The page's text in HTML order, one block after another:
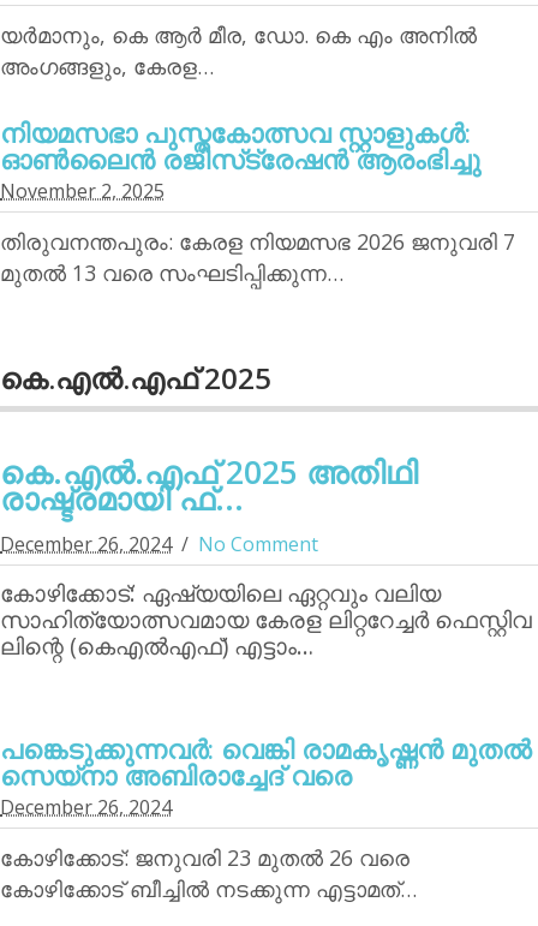
യര്‍മാനും, കെ ആര്‍ മീര, ഡോ. കെ എം അനില്‍
അംഗങ്ങളും, കേരള…
നിയമസഭാ പുസ്തകോത്സവ സ്റ്റാളുകള്‍:
ഓണ്‍ലൈന്‍ രജിസ്‌ട്രേഷന്‍ ആരംഭിച്ചു
November 2, 2025
തിരുവനന്തപുരം: കേരള നിയമസഭ 2026 ജനുവരി 7
മുതല്‍ 13 വരെ സംഘടിപ്പിക്കുന്ന…
കെ.എല്‍.എഫ് 2025
കെ.എല്‍.എഫ് 2025 അതിഥി
രാഷ്ട്രമായി ഫ്...
December 26, 2024 No Comment
കോഴിക്കോട്: ഏഷ്യയിലെ ഏറ്റവും വലിയ
സാഹിത്യോത്സവമായ കേരള ലിറ്ററേച്ചര്‍ ഫെസ്റ്റിവ
ലിന്റെ (കെഎല്‍എഫ്) എട്ടാം…
പങ്കെടുക്കുന്നവര്‍: വെങ്കി രാമകൃഷ്ണന്‍ മുതല്‍
സെയ്‌നാ അബിരാച്ചേദ് വരെ
December 26, 2024
കോഴിക്കോട്: ജനുവരി 23 മുതല്‍ 26 വരെ
കോഴിക്കോട് ബീച്ചില്‍ നടക്കുന്ന എട്ടാമത്…